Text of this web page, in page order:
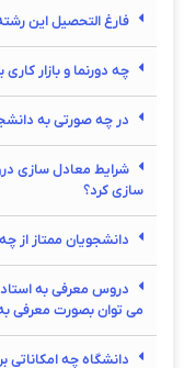
فارغ التحصیل این
چه دورنما و بازار
در چه صورتی به
شرایط معادل سازی
سازی کرد؟
دانشجویان ممتاز از
دروس معرفی به
می توان بصورت معرفی
دانشگاه چه